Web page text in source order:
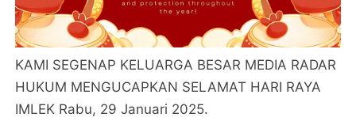
KAMI SEGENAP KELUARGA BESAR MEDIA RADAR
HUKUM MENGUCAPKAN SELAMAT HARI RAYA
IMLEK Rabu, 29 Januari 2025.